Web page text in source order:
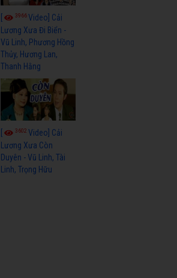
3966Video] Cải
Lương Xưa Đi Biển -
Vũ Linh, Phương Hồng
Thủy, Hương Lan,
Thanh Hằng
3602Video] Cải
Lương Xưa Còn
Duyên - Vũ Linh, Tài
Linh, Trọng Hữu